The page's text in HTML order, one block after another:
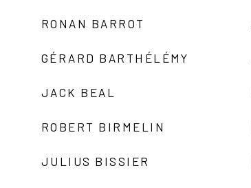
RONAN BARROT
GÉRARD BARTHÉLÉMY
JACK BEAL
ROBERT BIRMELIN
JULIUS BISSIER